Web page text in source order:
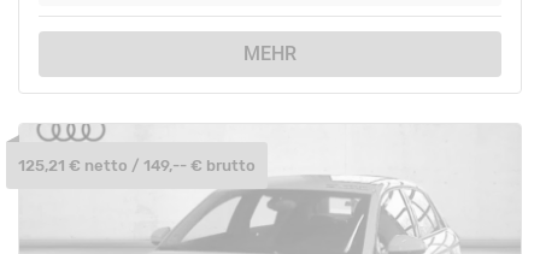
MEHR
125,21 € netto / 149,-- € brutto